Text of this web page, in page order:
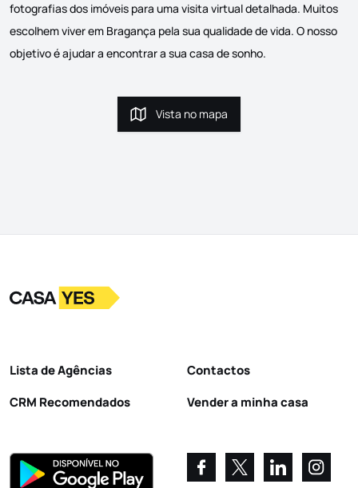
fotografias dos imóveis para uma visita virtual detalhada. Muitos
escolhem viver em Bragança pela sua qualidade de vida. O nosso
objetivo é ajudar a encontrar a sua casa de sonho.
Vista no mapa
Vista no mapa
LogoIr para a homepage
Lista de Agências
CRM Recomendados
Contactos
Vender a minha casa